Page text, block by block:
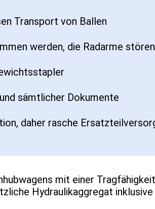
Transport von Ballen
werden, die Radarme
sämtlicher Dokumente
daher rasche
mit einer
Hydraulikaggregat